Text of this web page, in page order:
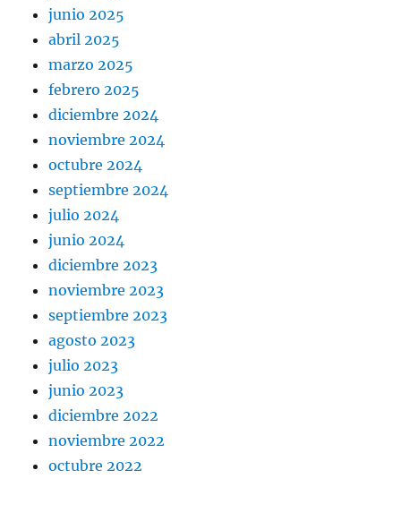
junio 2025
abril 2025
marzo 2025
febrero 2025
diciembre 2024
noviembre 2024
octubre 2024
septiembre 2024
julio 2024
junio 2024
diciembre 2023
noviembre 2023
septiembre 2023
agosto 2023
julio 2023
junio 2023
diciembre 2022
noviembre 2022
octubre 2022